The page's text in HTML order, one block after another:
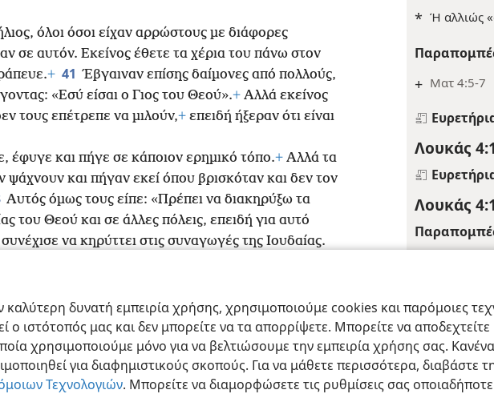
δυνατή εμπειρία χρήσης, χρησιμοποιούμε cookies και παρόμοιες
ο ιστότοπός μας και δεν μπορείτε να τα απορρίψετε. Μπορείτε να
χρησιμοποιούμε μόνο για να βελτιώσουμε την εμπειρία χρήσης σας.
για διαφημιστικούς σκοπούς. Για να μάθετε περισσότερα, διαβάστε
Τεχνολογιών. Μπορείτε να διαμορφώσετε τις ρυθμίσεις σας οποιαδήποτε
* Ή αλλιώς
+ Ματ 4:5-7
Λουκάς
Λουκάς
Λουκάς
* Βλέπε
όλοι όσοι είχαν αρρώστους με διάφορες
σε αυτόν. Εκείνος έθετε τα χέρια του πάνω στον
+ 41 Έβγαιναν επίσης δαίμονες από πολλούς,
«Εσύ είσαι ο Γιος του Θεού».+ Αλλά εκείνος
τους επέτρεπε να μιλούν,+ επειδή ήξεραν ότι είναι
έφυγε και πήγε σε κάποιον ερημικό τόπο.+ Αλλά τα
ψάχνουν και πήγαν εκεί όπου βρισκόταν και δεν τον
Αυτός όμως τους είπε: «Πρέπει να διακηρύξω τα
του Θεού και σε άλλες πόλεις, επειδή για αυτό
να κηρύττει στις συναγωγές της Ιουδαίας.
Tower Bible and Tract Society of Pennsylvania Όροι Χρήσης Πολιτική Απορρήτου Ρυθμίσεις